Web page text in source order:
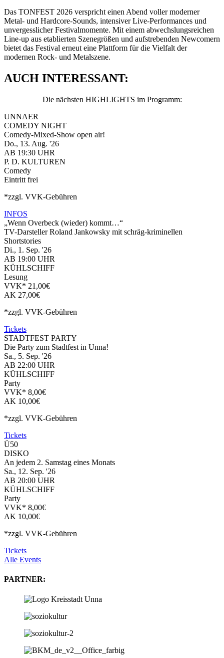
Das TONFEST 2026 verspricht einen Abend voller moderner
Metal- und Hardcore-Sounds, intensiver Live-Performances und
unvergesslicher Festivalmomente. Mit einem abwechslungsreichen
Line-up aus etablierten Szenegrößen und aufstrebenden Newcomern
bietet das Festival erneut eine Plattform für die Vielfalt der
modernen Rock- und Metalszene.
AUCH INTERESSANT:
Die nächsten HIGHLIGHTS im Programm:
UNNAER
COMEDY NIGHT
Comedy-Mixed-Show open air!
Do., 13. Aug. '26
AB 19:30 UHR
P. D. KULTUREN
Comedy
Eintritt frei
*zzgl. VVK-Gebühren
INFOS
„Wenn Overbeck (wieder) kommt…“
TV-Darsteller Roland Jankowsky mit schräg-kriminellen
Shortstories
Di., 1. Sep. '26
AB 19:00 UHR
KÜHLSCHIFF
Lesung
VVK* 21,00€
AK 27,00€
*zzgl. VVK-Gebühren
Tickets
STADTFEST PARTY
Die Party zum Stadtfest in Unna!
Sa., 5. Sep. '26
AB 22:00 UHR
KÜHLSCHIFF
Party
VVK* 8,00€
AK 10,00€
*zzgl. VVK-Gebühren
Tickets
Ü50
DISKO
An jedem 2. Samstag eines Monats
Sa., 12. Sep. '26
AB 20:00 UHR
KÜHLSCHIFF
Party
VVK* 8,00€
AK 10,00€
*zzgl. VVK-Gebühren
Tickets
Alle Events
PARTNER: